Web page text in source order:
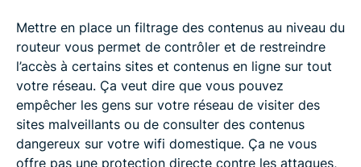
Mettre en place un filtrage des contenus au niveau du
routeur vous permet de contrôler et de restreindre
l’accès à certains sites et contenus en ligne sur tout
votre réseau. Ça veut dire que vous pouvez
empêcher les gens sur votre réseau de visiter des
sites malveillants ou de consulter des contenus
dangereux sur votre wifi domestique. Ça ne vous
offre pas une protection directe contre les attaques,